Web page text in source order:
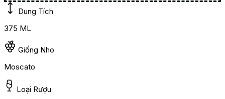
Dung Tích
375 ML
Giống Nho
Moscato
Loại Rượu